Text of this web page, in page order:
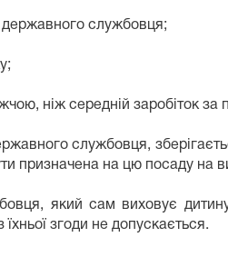
державного службовця;
ніж середній заробіток
службовця,
призначена на цю посаду на
який сам виховує
згоди не допускається.